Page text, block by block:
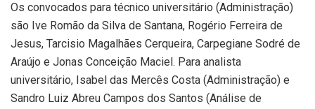
Os convocados para técnico universitário (Administração)
são Ive Romão da Silva de Santana, Rogério Ferreira de
Jesus, Tarcisio Magalhães Cerqueira, Carpegiane Sodré de
Araújo e Jonas Conceição Maciel. Para analista
universitário, Isabel das Mercês Costa (Administração) e
Sandro Luiz Abreu Campos dos Santos (Análise de